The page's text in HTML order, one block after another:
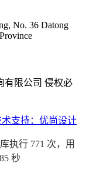
No. 36 Datong
有限公司 侵权必
术支持：优尚设计
执行 771 次，用
秒